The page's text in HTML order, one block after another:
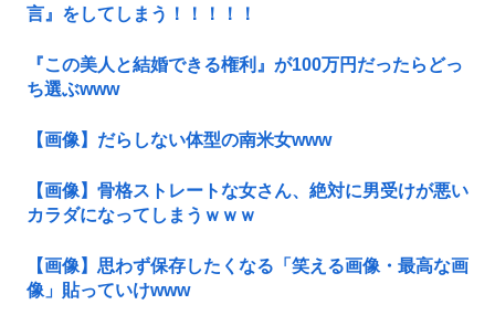
言』をしてしまう！！！！！
『この美人と結婚できる権利』が100万円だったらどっ
ち選ぶwww
【画像】だらしない体型の南米女www
【画像】骨格ストレートな女さん、絶対に男受けが悪い
カラダになってしまうｗｗｗ
【画像】思わず保存したくなる「笑える画像・最高な画
像」貼っていけwww